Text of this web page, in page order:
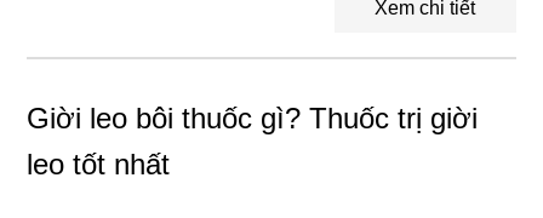
Xem chi tiết
Giời leo bôi thuốc gì? Thuốc trị giời
leo tốt nhất